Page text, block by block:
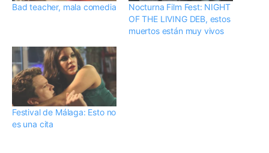
Bad teacher, mala comedia
Nocturna Film Fest: NIGHT
OF THE LIVING DEB, estos
muertos están muy vivos
Festival de Málaga: Esto no
es una cita